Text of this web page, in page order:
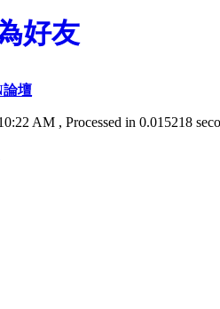
好友
論壇
AM , Processed in 0.015218